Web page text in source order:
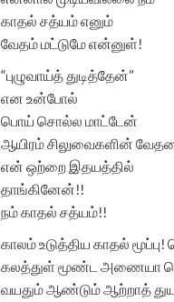
காதல் சத்யம் எனும்
வேதம் மட்டுமே என்னுள்!
“புழுவாய்த் துடித்தேன்”
என உன்போல்
பொய் சொல்ல மாட்டேன்
ஆயிரம் சிலுவைகளின்
என் ஒற்றை இதயத்தில்
தாங்கினேன்!!
நம் காதல் சத்யம்!!
காலம் உடுத்திய காதல்
கலத்துள் மூண்ட அணையா
வயதும் ஆண்டும் ஆற்றாத்